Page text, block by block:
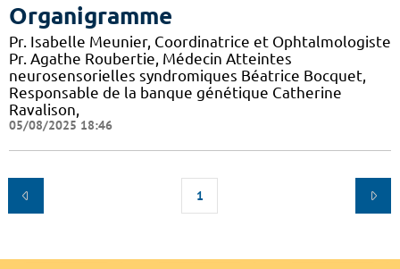
Organigramme
Pr. Isabelle Meunier, Coordinatrice et Ophtalmologiste
Pr. Agathe Roubertie, Médecin Atteintes
neurosensorielles syndromiques Béatrice Bocquet,
Responsable de la banque génétique Catherine
Ravalison,
05/08/2025 18:46
1